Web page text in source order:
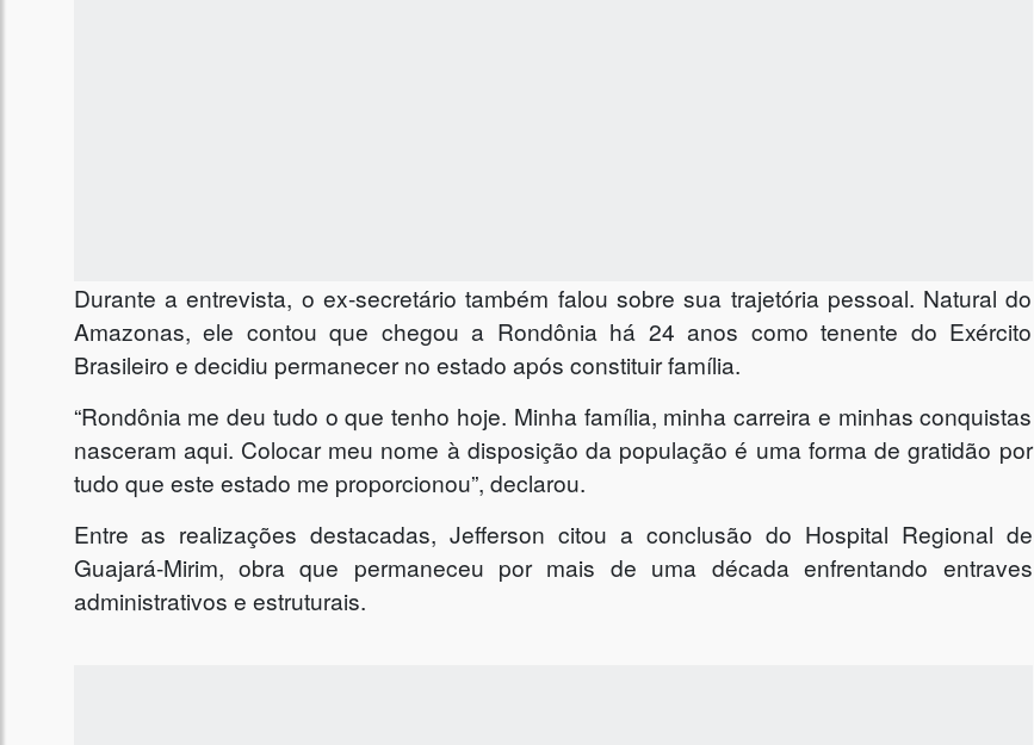
Durante a entrevista, o ex-secretário também falou sobre sua trajetória pessoal. Natural do
Amazonas, ele contou que chegou a Rondônia há 24 anos como tenente do Exército
Brasileiro e decidiu permanecer no estado após constituir família.
“Rondônia me deu tudo o que tenho hoje. Minha família, minha carreira e minhas conquistas
nasceram aqui. Colocar meu nome à disposição da população é uma forma de gratidão por
tudo que este estado me proporcionou”, declarou.
Entre as realizações destacadas, Jefferson citou a conclusão do Hospital Regional de
Guajará-Mirim, obra que permaneceu por mais de uma década enfrentando entraves
administrativos e estruturais.